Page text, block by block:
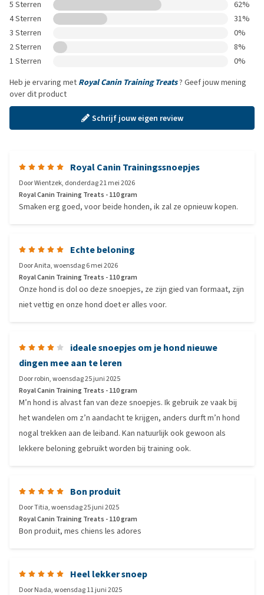
5 Sterren
62%
4 Sterren
31%
3 Sterren
0%
2 Sterren
8%
1 Sterren
0%
Heb je ervaring met Royal Canin Training Treats? Geef jouw mening
over dit product
Schrijf jouw eigen review
Royal Canin Trainingssnoepjes
DoorWientzek, donderdag 21 mei 2026
Royal Canin Training Treats - 110 gram
Smaken erg goed, voor beide honden, ik zal ze opnieuw kopen.
Echte beloning
DoorAnita,woensdag 6 mei 2026
Royal Canin Training Treats - 110 gram
Onze hond is dol oo deze snoepjes, ze zijn gied van formaat, zijn
niet vettig en onze hond doet er alles voor.
ideale snoepjes om je hond nieuwe
dingen mee aan te leren
Doorrobin,woensdag 25 juni 2025
Royal Canin Training Treats - 110 gram
M’n hond is alvast fan van deze snoepjes. Ik gebruik ze vaak bij
het wandelen om z’n aandacht te krijgen, anders durft m’n hond
nogal trekken aan de leiband. Kan natuurlijk ook gewoon als
lekkere beloning gebruikt worden bij training ook.
Bon produit
DoorTitia,woensdag 25 juni 2025
Royal Canin Training Treats - 110 gram
Bon produit, mes chiens les adores
Heel lekker snoep
DoorNada,woensdag 11 juni 2025